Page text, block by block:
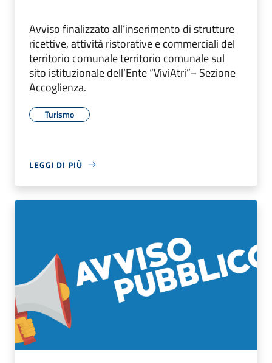
Avviso finalizzato all’inserimento di strutture
ricettive, attività ristorative e commerciali del
territorio comunale territorio comunale sul
sito istituzionale dell’Ente “ViviAtri”– Sezione
Accoglienza.
Turismo
LEGGI DI PIÙ